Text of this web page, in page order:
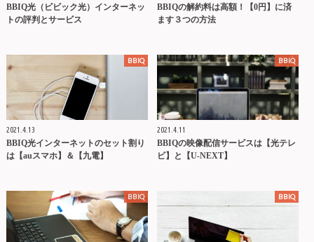
BBIQ光（ビビック光）インターネッ
トの評判とサービス
BBIQの解約料は高額！【0円】に済
ます３つの方法
BBIQ
2021.4.13
BBIQ光インターネットのセット割り
は【auスマホ】＆【九電】
BBIQ
2021.4.11
BBIQの映像配信サービスは【光テレ
ビ】と【U-NEXT】
BBIQ BBIQ